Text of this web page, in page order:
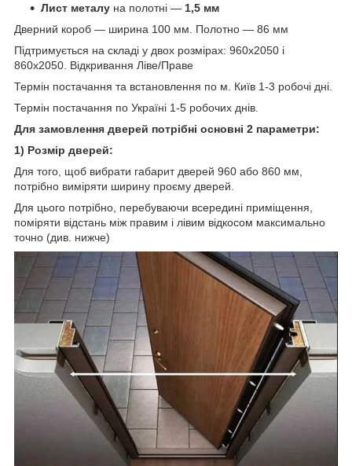
Лист металу на полотні — 1,5 мм
Дверний короб — ширина 100 мм. Полотно — 86 мм
Підтримується на складі у двох розмірах: 960х2050 і
860х2050. Відкривання Ліве/Праве
Термін постачання та встановлення по м. Київ 1-3 робочі дні.
Термін постачання по Україні 1-5 робочих днів.
Для замовлення дверей потрібні основні 2 параметри:
1) Розмір дверей:
Для того, щоб вибрати габарит дверей 960 або 860 мм,
потрібно виміряти ширину проєму дверей.
Для цього потрібно, перебуваючи всередині приміщення,
поміряти відстань між правим і лівим відкосом максимально
точно (див. нижче)